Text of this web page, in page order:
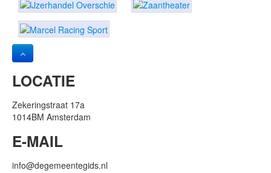
LOCATIE
Zekeringstraat 17a
1014BM Amsterdam
E-MAIL
info@degemeentegids.nl